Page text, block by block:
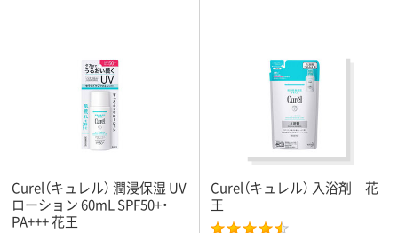
Curel（キュレル） 潤浸保湿 UV
ローション 60mL SPF50+・
PA+++ 花王
Curel（キュレル） 入浴剤 花
王